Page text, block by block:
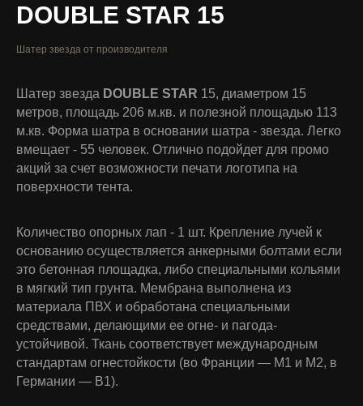
DOUBLE STAR 15
Шатер звезда от производителя
Шатер звезда DOUBLE STAR 15, диаметром 15
метров, площадь 206 м.кв. и полезной площадью 113
м.кв. Форма шатра в основании шатра - звезда. Легко
вмещает - 55 человек. Отлично подойдет для промо
акций за счет возможности печати логотипа на
поверхности тента.
Количество опорных лап - 1 шт. Крепление лучей к
основанию осуществляется анкерными болтами если
это бетонная площадка, либо специальными кольями
в мягкий тип грунта. Мембрана выполнена из
материала ПВХ и обработана специальными
средствами, делающими ее огне- и пагода-
устойчивой. Ткань соответствует международным
стандартам огнестойкости (во Франции — М1 и М2, в
Германии — В1).